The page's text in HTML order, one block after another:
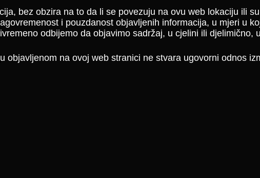
bez obzira na to da li se povezuju na ovu web lokaciju ili
i pouzdanost objavljenih informacija, u mjeri u
odbijemo da objavimo sadržaj, u cjelini ili djelimično,
objavljenom na ovoj web stranici ne stvara ugovorni odnos